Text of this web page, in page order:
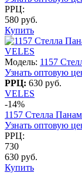
РРЦ:
580 руб.
Купить
VELES
Модель: 1157
Узнать оптовую
РРЦ: 630 руб.
VELES
-14%
1157 Стелла
Узнать оптовую
РРЦ:
730
630 руб.
Купить